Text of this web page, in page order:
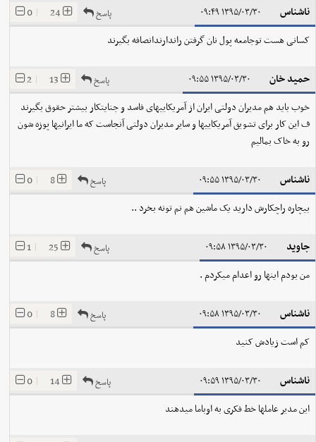
ناشناس ۱۳۹۵/۰۳/۳۰ ۰۹:۴۹ 24
|
0 پاسخ
کسانی هست توجامعه پول نان گرفتن راندارندانصافه بگیرند
حمید خان ۱۳۹۵/۰۳/۳۰ ۰۹:۵۵ 13
|
2 پاسخ
خوب باید هم مدیران دولتی ایران از آمریکاییهای فاسد و جنایتکار بیشتر حقوق بگیرند
ف این کار برای تشویق آمریکاییها و سایر مدیران دولتی آنجاست که ما ایرانیها پوزه شون
رو به خاک بمالیم
ناشناس ۱۳۹۵/۰۳/۳۰ ۰۹:۵۵ 8
|
0 پاسخ
بیچاره راچکارش دارید یک ماشین هم نم تونه بخرد ..
جاوید ۱۳۹۵/۰۳/۳۰ ۰۹:۵۸ 25
|
1 پاسخ
من بودم اینها رو اعدام میکردم .
ناشناس ۱۳۹۵/۰۳/۳۰ ۰۹:۵۸ 8
|
0 پاسخ
کم است زیادش کنید
ناشناس ۱۳۹۵/۰۳/۳۰ ۰۹:۵۹ 14
|
0 پاسخ
این مدیر عاملها خط فکری به اوباما میدهند